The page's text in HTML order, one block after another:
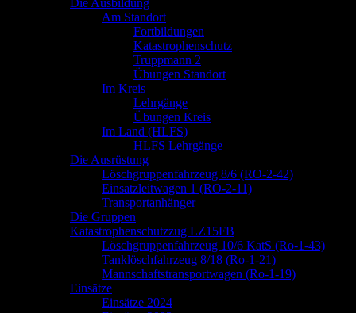
Die Ausbildung
Am Standort
Fortbildungen
Katastrophenschutz
Truppmann 2
Übungen Standort
Im Kreis
Lehrgänge
Übungen Kreis
Im Land (HLFS)
HLFS Lehrgänge
Die Ausrüstung
Löschgruppenfahrzeug 8/6 (RO-2-42)
Einsatzleitwagen 1 (RO-2-11)
Transportanhänger
Die Gruppen
Katastrophenschutzzug LZ15FB
Löschgruppenfahrzeug 10/6 KatS (Ro-1-43)
Tanklöschfahrzeug 8/18 (Ro-1-21)
Mannschaftstransportwagen (Ro-1-19)
Einsätze
Einsätze 2024